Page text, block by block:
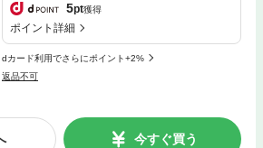
5pt獲得
ポイント詳細
dカード利用でさらにポイント+2%
返品不可
今すぐ買う